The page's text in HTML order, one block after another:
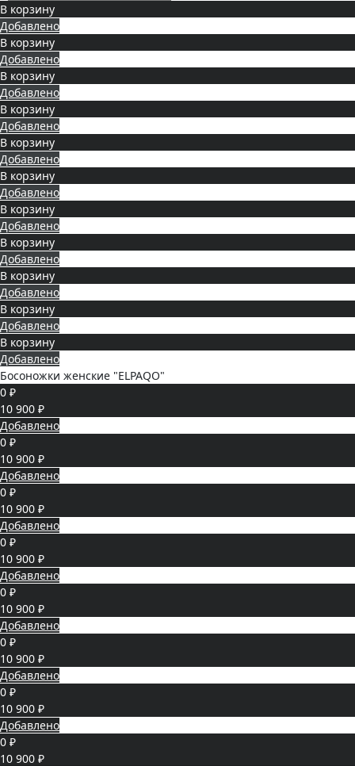
В корзину
Добавлено
В корзину
Добавлено
В корзину
Добавлено
В корзину
Добавлено
В корзину
Добавлено
В корзину
Добавлено
В корзину
Добавлено
В корзину
Добавлено
В корзину
Добавлено
В корзину
Добавлено
В корзину
Добавлено
Босоножки женские "ELPAQO"
0 ₽
10 900 ₽
Добавлено
0 ₽
10 900 ₽
Добавлено
0 ₽
10 900 ₽
Добавлено
0 ₽
10 900 ₽
Добавлено
0 ₽
10 900 ₽
Добавлено
0 ₽
10 900 ₽
Добавлено
0 ₽
10 900 ₽
Добавлено
0 ₽
10 900 ₽